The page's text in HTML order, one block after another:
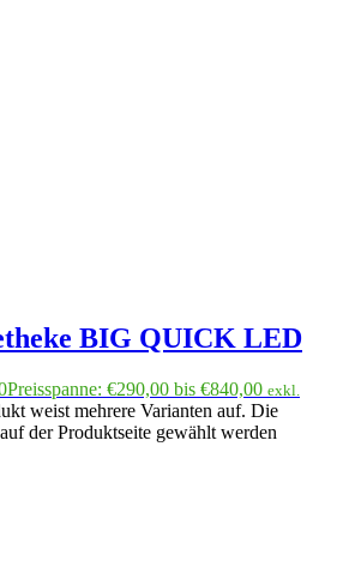
BIG QUICK LED
Preisspanne: €290,00 bis €840,00 exkl.
weist mehrere Varianten auf. Die
der Produktseite gewählt werden